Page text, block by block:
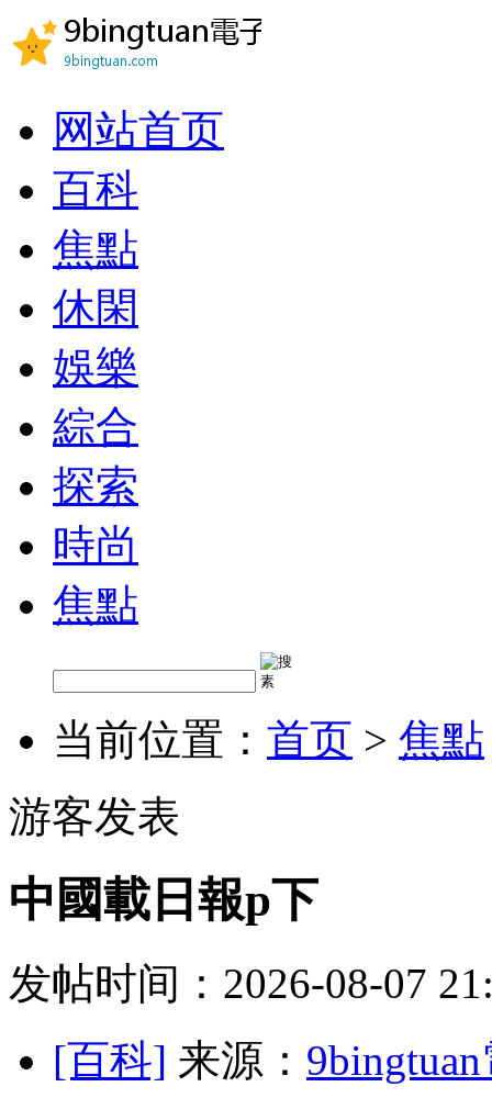
网站首页
百科
焦點
休閑
娛樂
綜合
探索
時尚
焦點
当前位置： 首页 > 焦點
游客发表
中國載日報p下
发帖时间：2026-08-07
[百科] 来源：